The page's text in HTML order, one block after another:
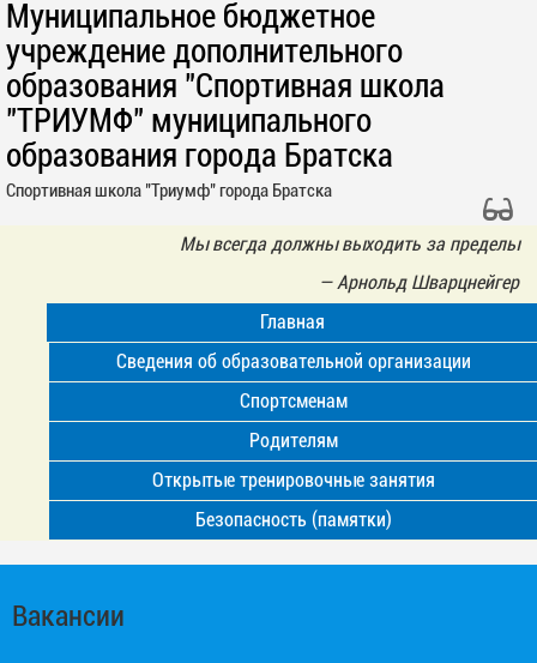
Муниципальное бюджетное
учреждение дополнительного
образования "Спортивная школа
"ТРИУМФ" муниципального
образования города Братска
Спортивная школа "Триумф" города Братска
Мы всегда должны выходить за пределы
—Арнольд Шварцнейгер
Главная
Сведения об образовательной организации
Спортсменам
Родителям
Открытые тренировочные занятия
Безопасность (памятки)
Вакансии